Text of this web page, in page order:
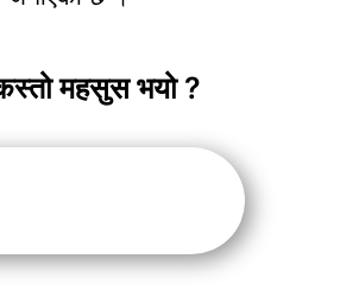
महसुस भयो ?